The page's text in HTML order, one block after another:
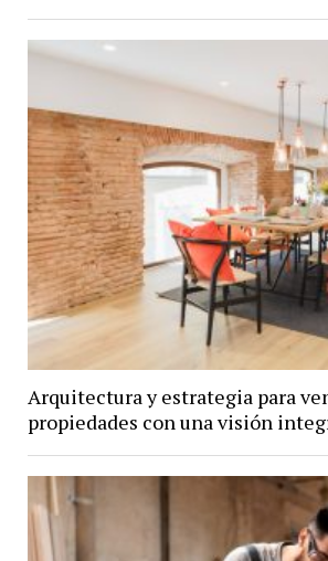
Arquitectura y estrategia para
propiedades con una visión